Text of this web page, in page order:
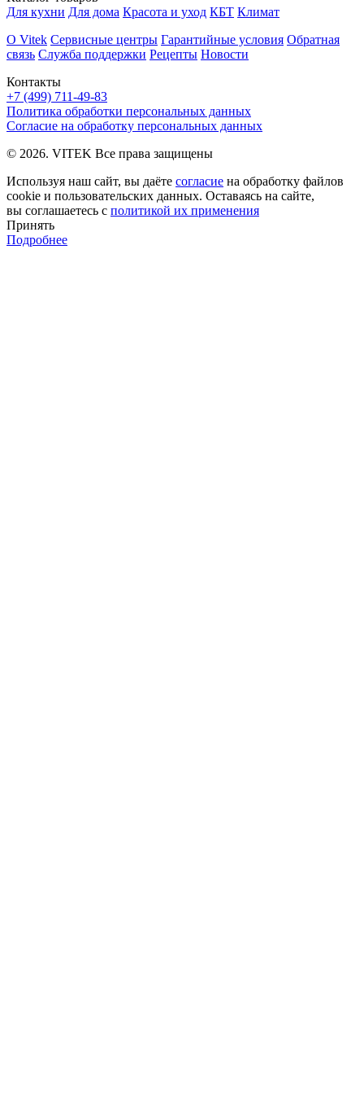
Контакты
+7 (499) 711-49-83
Для кухни Для дома Красота и уход КБТ Климат
О Vitek Сервисные центры Гарантийные условия Обратная
связь Служба поддержки Рецепты Новости
Политика обработки персональных данных
Согласие на обработку персональных данных
© 2026. VITEK Все права защищены
Используя наш сайт, вы даёте согласие на обработку файлов
cookie и пользовательских данных. Оставаясь на сайте,
вы соглашаетесь с политикой их применения
Принять
Подробнее